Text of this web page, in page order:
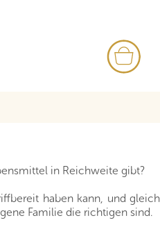
in Reichweite gibt?
haben kann, und
Familie die richtigen sind.